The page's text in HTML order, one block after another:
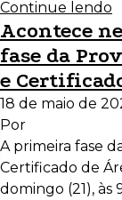
Continue lendo
Acontece
fase da
e
18 de maio de
Por
A primeira fase
Certificado de
domingo (21), às